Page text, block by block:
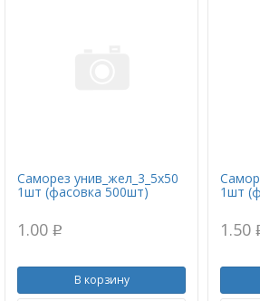
Саморез унив_жел_3_5х50
1шт (фасовка 500шт)
1.00 p
В корзину
1шт
1.50